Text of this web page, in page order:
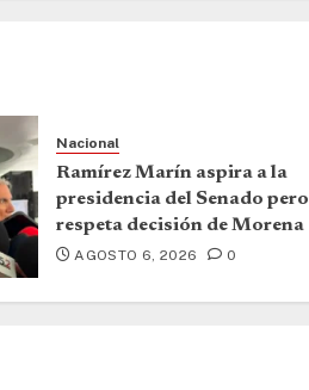
Nacional
Ramírez Marín aspira a la
presidencia del Senado pero
respeta decisión de Morena
AGOSTO 6, 2026 0